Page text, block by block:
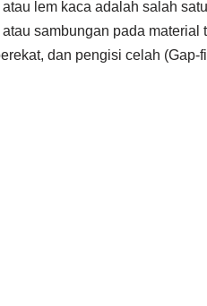
lem kaca adalah salah
sambungan pada material
dan pengisi celah (Gap-